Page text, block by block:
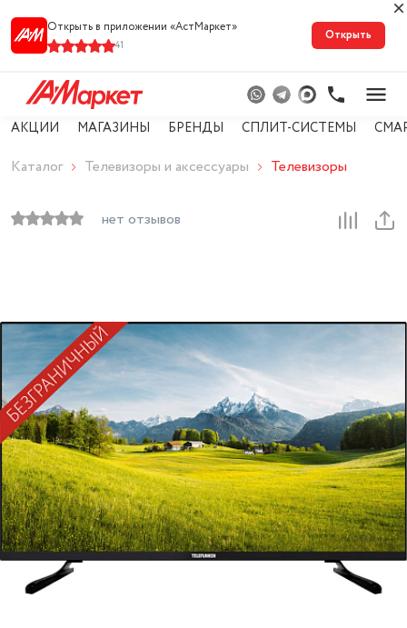
Открыть в приложении «АстМарке‪т‬»
41
Открыть
АКЦИИ МАГАЗИНЫ БРЕНДЫ СПЛИТ-СИСТЕМЫ
Каталог Телевизоры и аксессуары Телевизоры
нет отзывов